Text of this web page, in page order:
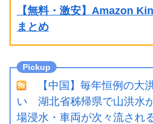
【無料・激安】Amazon
まとめ
【中国】毎年恒例の大
い 湖北省秭帰県で山洪水
場浸水・車両が次々流され